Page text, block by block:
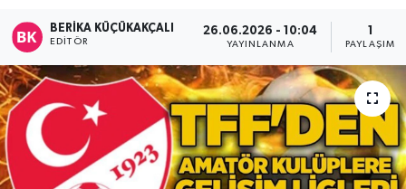
BERIKA KÜÇÜKAKÇALI
EDITÖR
26.06.2026 - 10:04
YAYINLANMA
1
PAYLAŞIM
Karabük
Devrek
Bolu
ÇEVRE